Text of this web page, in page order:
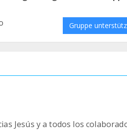
Gruppe
Jesús y a todos los